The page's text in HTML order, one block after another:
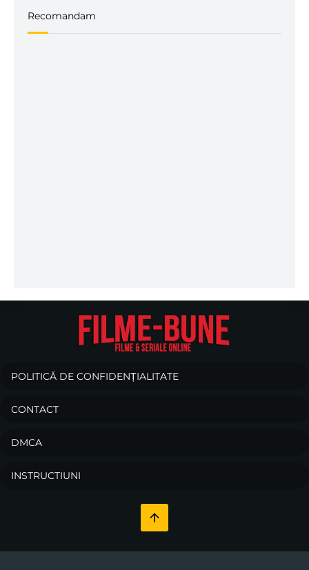
Recomandam
POLITICĂ DE CONFIDENȚIALITATE
CONTACT
DMCA
INSTRUCTIUNI